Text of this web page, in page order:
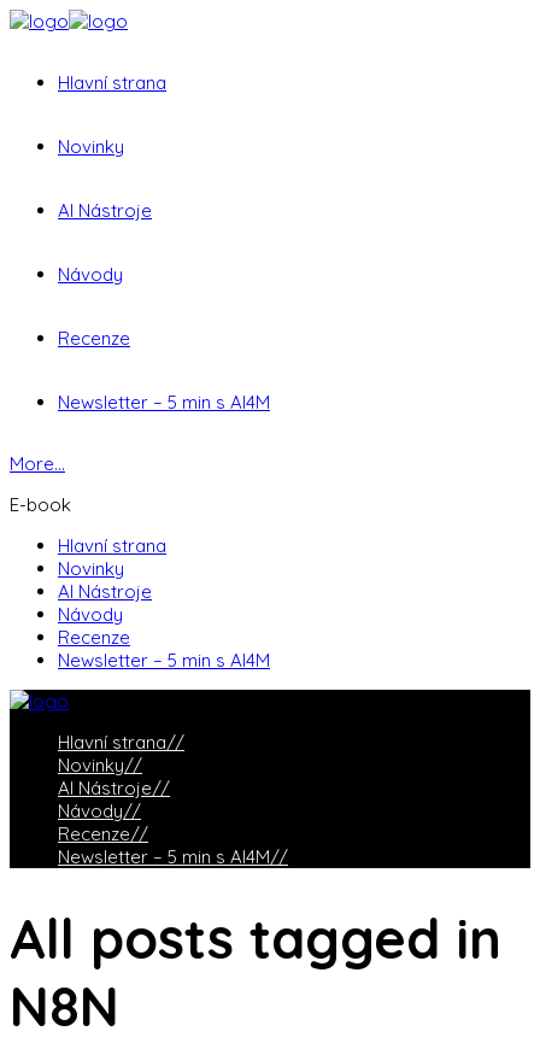
Hlavní strana
Novinky
AI Nástroje
Návody
Recenze
Newsletter – 5 min s AI4M
More...
E-book
Hlavní strana
Novinky
AI Nástroje
Návody
Recenze
Newsletter – 5 min s AI4M
Hlavní strana//
Novinky//
AI Nástroje//
Návody//
Recenze//
Newsletter – 5 min s AI4M//
All posts tagged in
N8N